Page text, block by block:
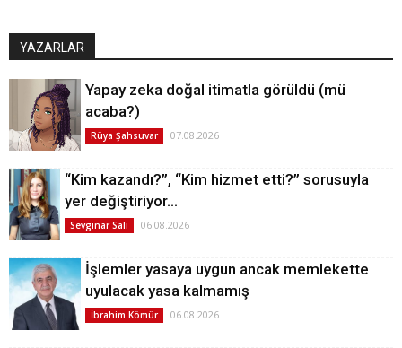
YAZARLAR
Yapay zeka doğal itimatla görüldü (mü
acaba?)
Rüya Şahsuvar 07.08.2026
“Kim kazandı?”, “Kim hizmet etti?” sorusuyla
yer değiştiriyor…
Sevginar Sali 06.08.2026
İşlemler yasaya uygun ancak memlekette
uyulacak yasa kalmamış
İbrahim Kömür 06.08.2026